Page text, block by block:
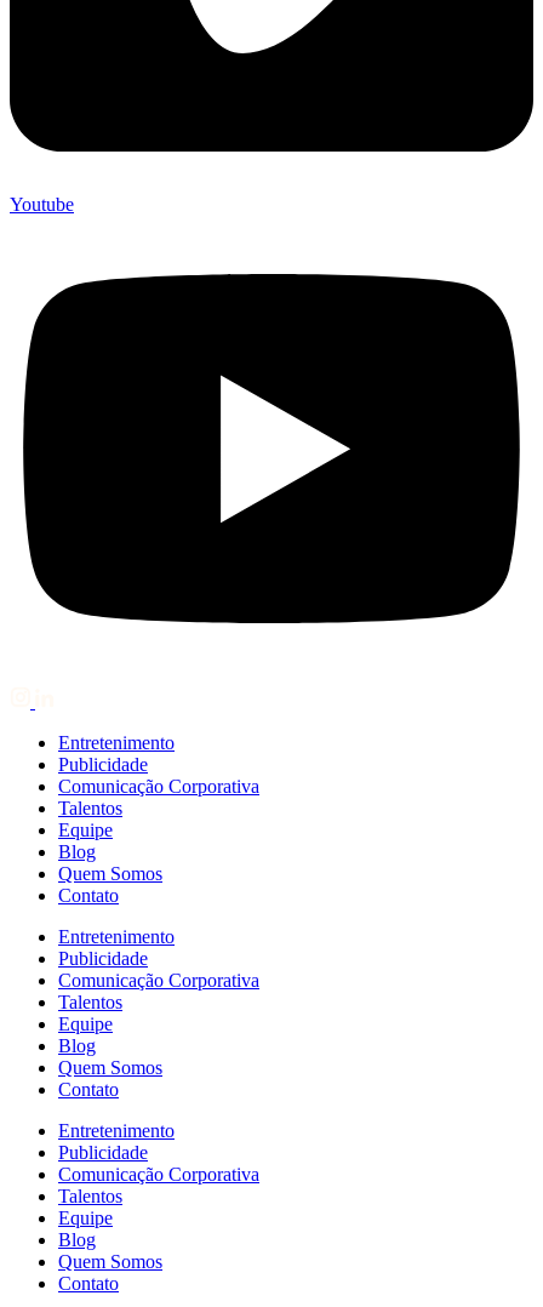
Youtube
Entretenimento
Publicidade
Comunicação Corporativa
Talentos
Equipe
Blog
Quem Somos
Contato
Entretenimento
Publicidade
Comunicação Corporativa
Talentos
Equipe
Blog
Quem Somos
Contato
Entretenimento
Publicidade
Comunicação Corporativa
Talentos
Equipe
Blog
Quem Somos
Contato